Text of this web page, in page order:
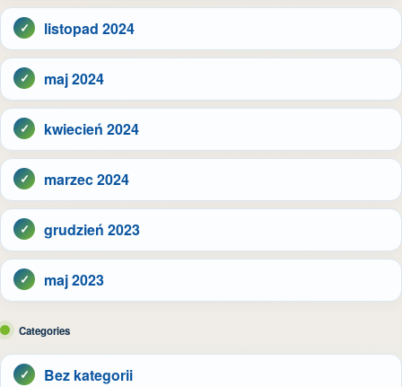
listopad 2024
maj 2024
kwiecień 2024
marzec 2024
grudzień 2023
maj 2023
Categories
Bez kategorii